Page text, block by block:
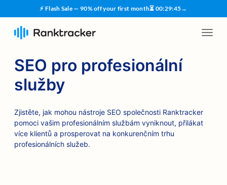
⚡ Flash Sale — 90% off your first month⏳ 00:29:44→
SEO pro profesionální
služby
Zjistěte, jak mohou nástroje SEO společnosti Ranktracker
pomoci vašim profesionálním službám vyniknout, přilákat
více klientů a prosperovat na konkurenčním trhu
profesionálních služeb.